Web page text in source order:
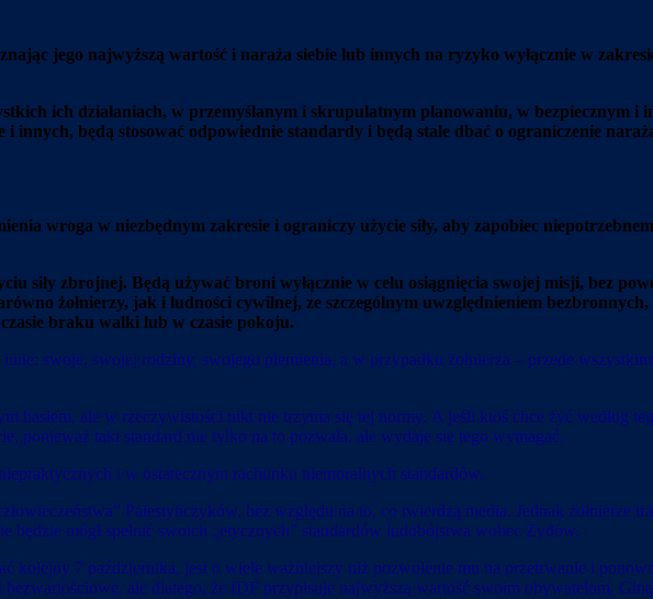
jego najwyższą wartość i naraża siebie lub innych na ryzyko wyłącznie w
ich działaniach, w przemyślanym i skrupulatnym planowaniu, w bezpiecznym i
będą stosować odpowiednie standardy i będą stale dbać o ograniczenie
wroga w niezbędnym zakresie i ograniczy użycie siły, aby zapobiec
siły zbrojnej. Będą używać broni wyłącznie w celu osiągnięcia swojej misji, bez
żołnierzy, jak i ludności cywilnej, ze szczególnym uwzględnieniem bezbronnych,
braku walki lub w czasie pokoju.
swoje, swojej rodziny, swojego plemienia, a w przypadku żołnierza – przede
hasłem, ale w rzeczywistości nikt nie trzyma się tej normy. A jeśli ktoś chce żyć według
ponieważ taki standard nie tylko na to pozwala, ale wydaje się tego wymagać.
i w ostatecznym rachunku niemoralnych standardów.
Palestyńczyków, bez względu na to, co twierdzą media. Jednak żołnierze
mógł spełnić swoich „etycznych” standardów ludobójstwa wobec Żydów.
kolejny 7 października, jest o wiele ważniejszy niż pozwolenie mu na przetrwanie i
ale dlatego, że IDF przypisuje najwyższą wartość swoim obywatelom.